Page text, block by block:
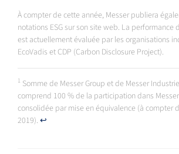
À compter de cette année, Messer publiera
notations ESG sur son site web. La performance
est actuellement évaluée par les organisations
EcoVadis et CDP (Carbon Disclosure Project).
1 Somme de Messer Group et de Messer
comprend 100 % de la participation dans
consolidée par mise en équivalence (à compter
2019). ↩